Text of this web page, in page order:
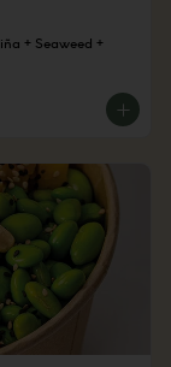
+ Seaweed +